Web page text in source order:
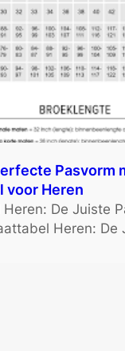
Pasvorm
voor Heren
De Juiste
Heren: De